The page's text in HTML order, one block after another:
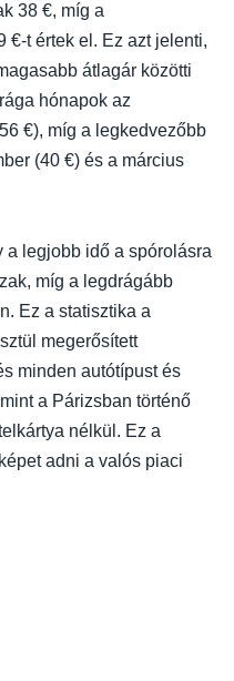
38 €, míg a
€-t értek el. Ez azt jelenti,
átlagár közötti
hónapok az
€), míg a legkedvezőbb
(40 €) és a március
a legjobb idő a spórolásra
míg a legdrágább
Ez a statisztika a
megerősített
minden autótípust és
a Párizsban történő
nélkül. Ez a
adni a valós piaci